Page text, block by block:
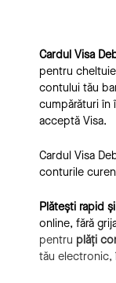
Cardul Visa
pentru
contului tău
cumpărături în
acceptă Visa.
Cardul Visa
conturile
Plătești rapid
online, fără
pentru plăți
tău electronic,